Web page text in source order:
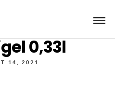
0,33l
14, 2021